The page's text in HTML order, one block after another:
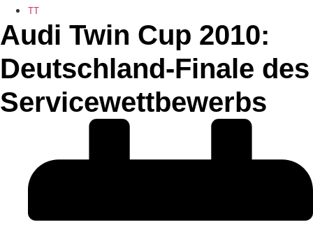
TT
Audi Twin Cup 2010:
Deutschland-Finale des
Servicewettbewerbs